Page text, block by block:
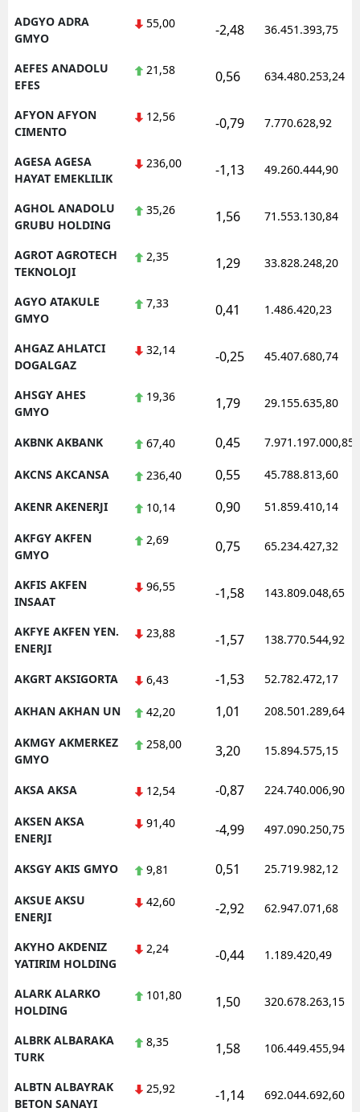
Hakkari
Mersin
Kırşehir
Kütahya
Kahramanmaraş
Nevşehir
Niğde
Ordu
Rize
Sinop
Sivas
Trabzon
ADGYO ADRA
GMYO
55,00 -2,48 36.451.393,75
AEFES ANADOLU
EFES
21,58 0,56 634.480.253,24
AFYON AFYON
CIMENTO
12,56 -0,79 7.770.628,92
AGESA AGESA
HAYAT EMEKLILIK
236,00 -1,13 49.260.444,90
AGHOL ANADOLU
GRUBU HOLDING
35,26 1,56 71.553.130,84
AGROT AGROTECH
TEKNOLOJI
2,35 1,29 33.828.248,20
AGYO ATAKULE
GMYO
7,33 0,41 1.486.420,23
AHGAZ AHLATCI
DOGALGAZ
32,14 -0,25 45.407.680,74
AHSGY AHES
GMYO
19,36 1,79 29.155.635,80
AKBNK AKBANK 67,40 0,45 7.971.197.000,85
AKCNS AKCANSA 236,40 0,55 45.788.813,60
AKENR AKENERJI 10,14 0,90 51.859.410,14
AKFGY AKFEN
GMYO
2,69 0,75 65.234.427,32
AKFIS AKFEN
INSAAT
96,55 -1,58 143.809.048,65
AKFYE AKFEN YEN.
ENERJI
23,88 -1,57 138.770.544,92
AKGRT AKSIGORTA 6,43 -1,53 52.782.472,17
AKHAN AKHAN UN 42,20 1,01 208.501.289,64
AKMGY AKMERKEZ
GMYO
258,00 3,20 15.894.575,15
AKSA AKSA 12,54 -0,87 224.740.006,90
AKSEN AKSA
ENERJI
91,40 -4,99 497.090.250,75
AKSGY AKIS GMYO 9,81 0,51 25.719.982,12
AKSUE AKSU
ENERJI
42,60 -2,92 62.947.071,68
AKYHO AKDENIZ
YATIRIM HOLDING
2,24 -0,44 1.189.420,49
ALARK ALARKO
HOLDING
101,80 1,50 320.678.263,15
ALBRK ALBARAKA
TURK
8,35 1,58 106.449.455,94
ALBTN ALBAYRAK
BETON SANAYI
25,92 -1,14 692.044.692,60